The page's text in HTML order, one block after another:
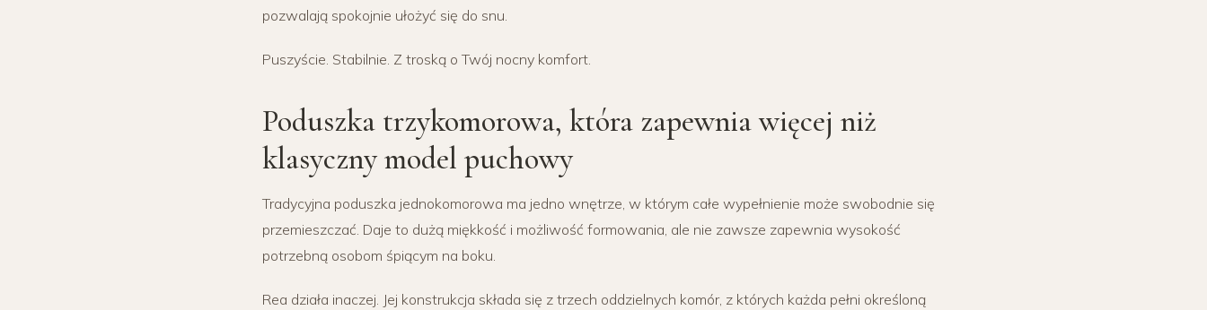
pozwalają spokojnie ułożyć się do snu.
Puszyście. Stabilnie. Z troską o Twój nocny komfort.
Poduszka trzykomorowa, która zapewnia więcej niż
klasyczny model puchowy
Tradycyjna poduszka jednokomorowa ma jedno wnętrze, w którym całe wypełnienie może swobodnie się
przemieszczać. Daje to dużą miękkość i możliwość formowania, ale nie zawsze zapewnia wysokość
potrzebną osobom śpiącym na boku.
Rea działa inaczej. Jej konstrukcja składa się z trzech oddzielnych komór, z których każda pełni określoną